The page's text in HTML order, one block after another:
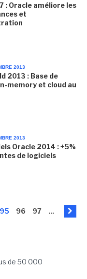
: Oracle améliore les
et
2013
2013 : Base de
memory et cloud au
2013
Oracle 2014 : +5%
de logiciels
95 96 97 ...
de 50 000